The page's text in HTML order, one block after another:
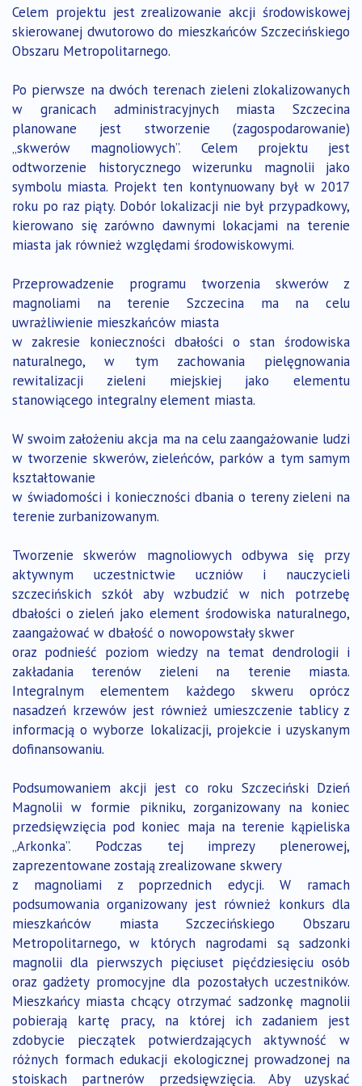
Celem projektu jest zrealizowanie akcji środowiskowej
skierowanej dwutorowo do mieszkańców Szczecińskiego
Obszaru Metropolitarnego.
Po pierwsze na dwóch terenach zieleni zlokalizowanych
w granicach administracyjnych miasta Szczecina
planowane jest stworzenie (zagospodarowanie)
„skwerów magnoliowych”. Celem projektu jest
odtworzenie historycznego wizerunku magnolii jako
symbolu miasta. Projekt ten kontynuowany był w 2017
roku po raz piąty. Dobór lokalizacji nie był przypadkowy,
kierowano się zarówno dawnymi lokacjami na terenie
miasta jak również względami środowiskowymi.
Przeprowadzenie programu tworzenia skwerów z
magnoliami na terenie Szczecina ma na celu
uwrażliwienie mieszkańców miasta
w zakresie konieczności dbałości o stan środowiska
naturalnego, w tym zachowania pielęgnowania
rewitalizacji zieleni miejskiej jako elementu
stanowiącego integralny element miasta.
W swoim założeniu akcja ma na celu zaangażowanie ludzi
w tworzenie skwerów, zieleńców, parków a tym samym
kształtowanie
w świadomości i konieczności dbania o tereny zieleni na
terenie zurbanizowanym.
Tworzenie skwerów magnoliowych odbywa się przy
aktywnym uczestnictwie uczniów i nauczycieli
szczecińskich szkół aby wzbudzić w nich potrzebę
dbałości o zieleń jako element środowiska naturalnego,
zaangażować w dbałość o nowopowstały skwer
oraz podnieść poziom wiedzy na temat dendrologii i
zakładania terenów zieleni na terenie miasta.
Integralnym elementem każdego skweru oprócz
nasadzeń krzewów jest również umieszczenie tablicy z
informacją o wyborze lokalizacji, projekcie i uzyskanym
dofinansowaniu.
Podsumowaniem akcji jest co roku Szczeciński Dzień
Magnolii w formie pikniku, zorganizowany na koniec
przedsięwzięcia pod koniec maja na terenie kąpieliska
„Arkonka”. Podczas tej imprezy plenerowej,
zaprezentowane zostają zrealizowane skwery
z magnoliami z poprzednich edycji. W ramach
podsumowania organizowany jest również konkurs dla
mieszkańców miasta Szczecińskiego Obszaru
Metropolitarnego, w których nagrodami są sadzonki
magnolii dla pierwszych pięciuset pięćdziesięciu osób
oraz gadżety promocyjne dla pozostałych uczestników.
Mieszkańcy miasta chcący otrzymać sadzonkę magnolii
pobierają kartę pracy, na której ich zadaniem jest
zdobycie pieczątek potwierdzających aktywność w
różnych formach edukacji ekologicznej prowadzonej na
stoiskach partnerów przedsięwzięcia. Aby uzyskać